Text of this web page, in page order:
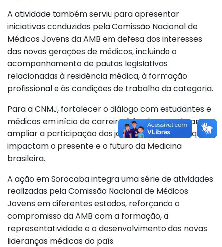
A atividade também serviu para apresentar
iniciativas conduzidas pela Comissão Nacional de
Médicos Jovens da AMB em defesa dos interesses
das novas gerações de médicos, incluindo o
acompanhamento de pautas legislativas
relacionadas à residência médica, à formação
profissional e às condições de trabalho da categoria.
Para a CNMJ, fortalecer o diálogo com estudantes e
médicos em início de carreira é fundamental para
ampliar a participação dos jovens nos debates que
impactam o presente e o futuro da Medicina
brasileira.
A ação em Sorocaba integra uma série de atividades
realizadas pela Comissão Nacional de Médicos
Jovens em diferentes estados, reforçando o
compromisso da AMB com a formação, a
representatividade e o desenvolvimento das novas
lideranças médicas do país.